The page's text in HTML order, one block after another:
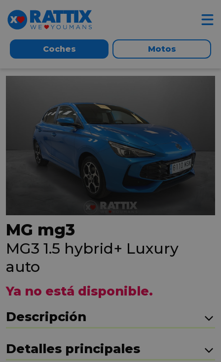
Coches Motos
MG mg3
MG3 1.5 hybrid+ Luxury
auto
Ya no está disponible.
Descripción
Detalles principales